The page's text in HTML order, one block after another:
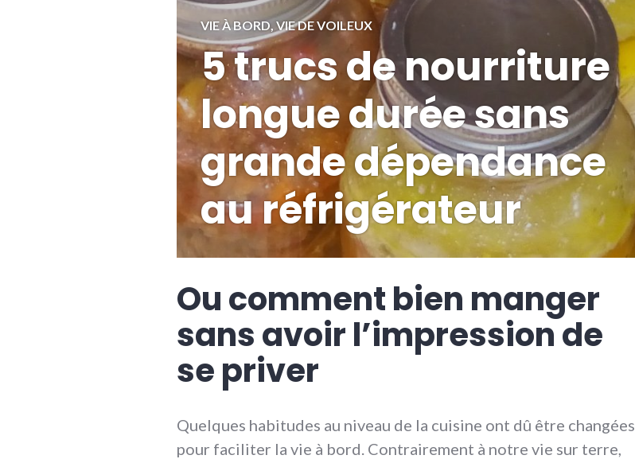
VIE À BORD, VIE DE VOILEUX
5 trucs de nourriture
longue durée sans
grande dépendance
au réfrigérateur
Ou comment bien manger
sans avoir l’impression de
se priver
Quelques habitudes au niveau de la cuisine ont dû être changées
pour faciliter la vie à bord. Contrairement à notre vie sur terre,